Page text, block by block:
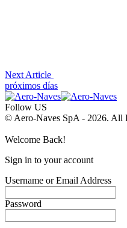
Next Article
próximos días
Follow US
© Aero-Naves SpA - 2026. All
Welcome Back!
Sign in to your account
Username or Email Address
Password